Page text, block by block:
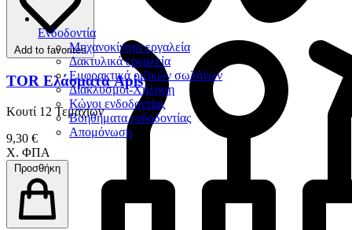
Ενδοδοντία
Μηχανοκίνητα εργαλεία
Δακτυλικά εργαλεία
Εμφρακτικά ριζικών σωλήνων
Διακλυσμοί-Χήληση
Κώνοι ενδοδοντίας
Βοηθήματα ενδοδοντίας
Απομόνωση
Add to favorites
TOR Ελάσματα Apis
Κουτί 12 Τεμαχίων
9,30 €
Χ. ΦΠΑ
Προσθήκη